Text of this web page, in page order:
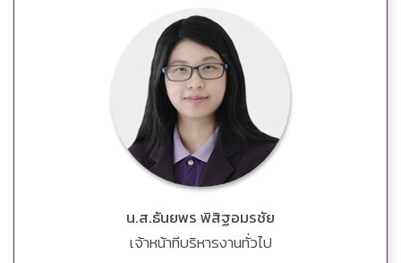
น.ส.ธันยพร พิสิฐอมรชัย
เจ้าหน้าทีบริหารงานทั่วไป